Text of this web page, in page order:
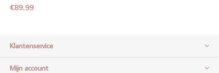
€89,99
Klantenservice
Mijn account